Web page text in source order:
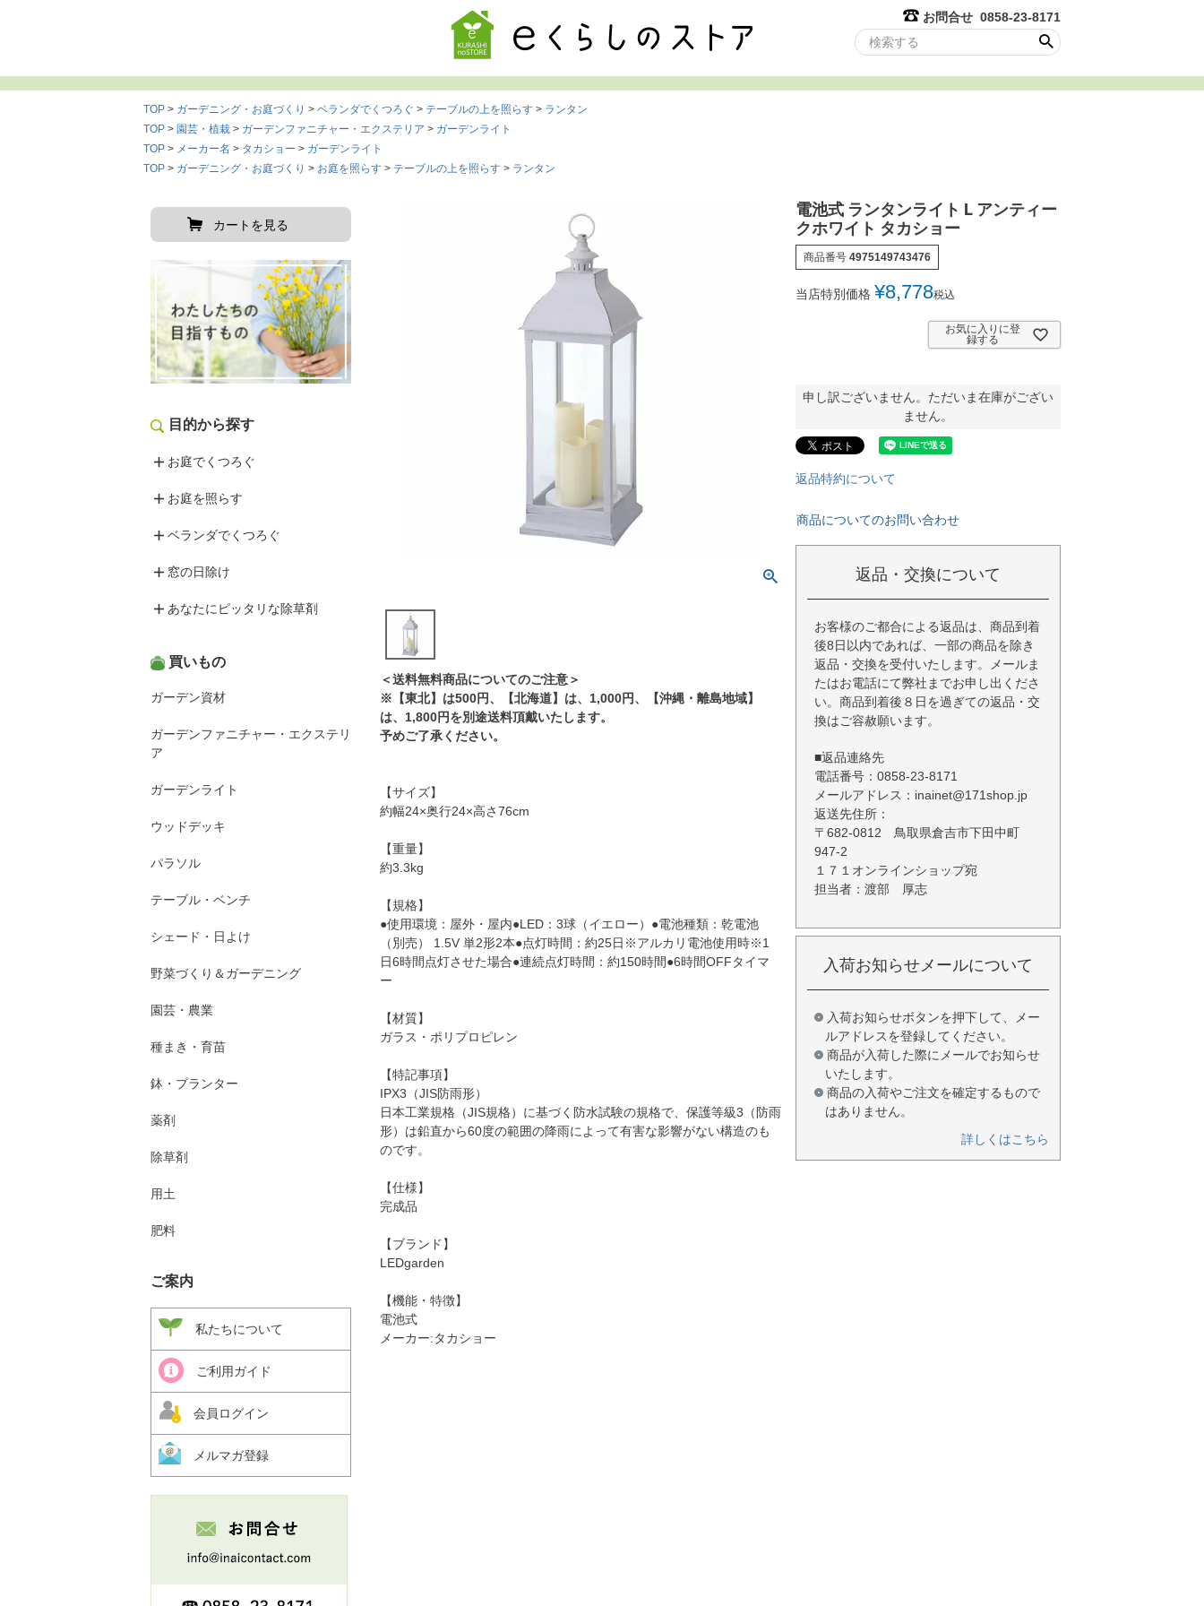
お問合せ 0858-23-8171
検索
TOP ガーデニング・お庭づくり ベランダでくつろぐ テーブルの上を照らす
ランタン
TOP
園芸・植栽 ガーデンファニチャー・エクステリア
ガーデンライト
TOP
メーカー名 タカショー
ガーデンライト
TOP
ガーデニング・お庭づくり お庭を照らす テーブルの上を照らす ランタン
カートを見る
目的から探す
お庭でくつろぐ
お庭を照らす
ベランダでくつろぐ
窓の日除け
あなたにピッタリな除草剤
買いもの
ガーデン資材
ガーデンファニチャー・エクステリ
ア
ガーデンライト
ウッドデッキ
パラソル
テーブル・ベンチ
シェード・日よけ
野菜づくり＆ガーデニング
園芸・農業
種まき・育苗
鉢・プランター
薬剤
除草剤
用土
肥料
ご案内
私たちについて
ご利用ガイド
会員ログイン
メルマガ登録
＜送料無料商品についてのご注意＞
※【東北】は500円、【北海道】は、1,000円、【沖縄・離島地域】
は、1,800円を別途送料頂戴いたします。
予めご了承ください。
【サイズ】
約幅24×奥行24×高さ76cm
【重量】
約3.3kg
【規格】
●使用環境：屋外・屋内●LED：3球（イエロー）●電池種類：乾電池
（別売） 1.5V 単2形2本●点灯時間：約25日※アルカリ電池使用時※1
日6時間点灯させた場合●連続点灯時間：約150時間●6時間OFFタイマ
ー
【材質】
ガラス・ポリプロピレン
【特記事項】
IPX3（JIS防雨形）
日本工業規格（JIS規格）に基づく防水試験の規格で、保護等級3（防雨
形）は鉛直から60度の範囲の降雨によって有害な影響がない構造のも
のです。
【仕様】
完成品
【ブランド】
LEDgarden
【機能・特徴】
電池式
メーカー:タカショー
電池式 ランタンライト L アンティー
クホワイト タカショー
商品番号 4975149743476
当店特別価格 ¥8,778税込
お気に入りに登
録する
申し訳ございません。ただいま在庫がござい
ません。
返品特約について
商品についてのお問い合わせ
返品・交換について
お客様のご都合による返品は、商品到着
後8日以内であれば、一部の商品を除き
返品・交換を受付いたします。メールま
たはお電話にて弊社までお申し出くださ
い。商品到着後８日を過ぎての返品・交
換はご容赦願います。
■返品連絡先
電話番号：0858-23-8171
メールアドレス：inainet@171shop.jp
返送先住所：
〒682-0812 鳥取県倉吉市下田中町
947-2
１７１オンラインショップ宛
担当者：渡部 厚志
入荷お知らせメールについて
入荷お知らせボタンを押下して、メー
ルアドレスを登録してください。
商品が入荷した際にメールでお知らせ
いたします。
商品の入荷やご注文を確定するもので
はありません。
詳しくはこちら